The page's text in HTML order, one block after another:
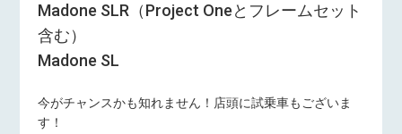
Madone SLR（Project Oneとフレームセット
含む）
Madone SL
今がチャンスかも知れません！店頭に試乗車もございま
す！